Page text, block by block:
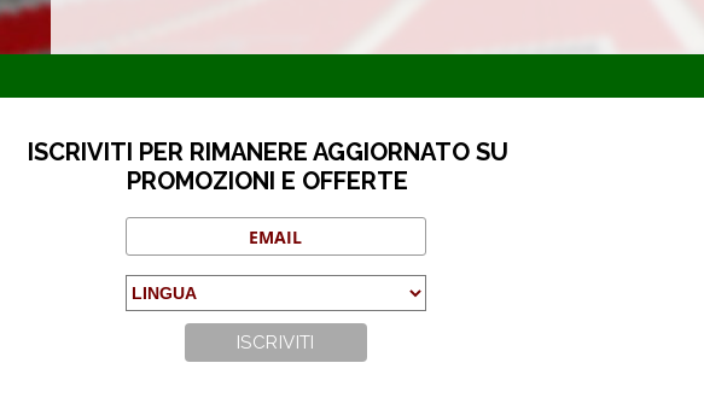
ISCRIVITI PER RIMANERE AGGIORNATO SU
PROMOZIONI E OFFERTE